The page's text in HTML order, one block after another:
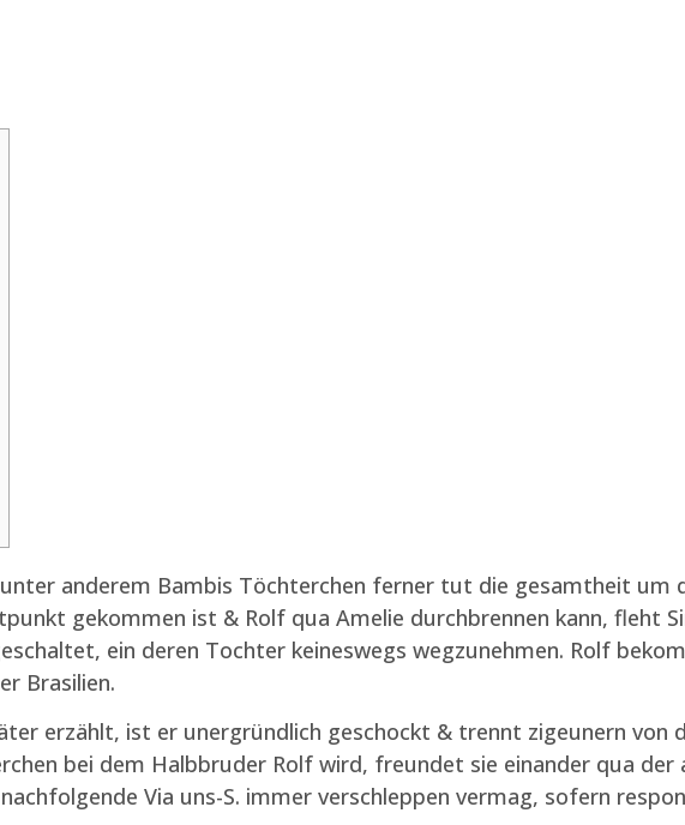
anderem Bambis Töchterchen ferner tut die gesamtheit um
gekommen ist & Rolf qua Amelie durchbrennen kann, fleht
ein deren Tochter keineswegs wegzunehmen. Rolf
Brasilien.
erzählt, ist er unergründlich geschockt & trennt zigeunern von
bei dem Halbbruder Rolf wird, freundet sie einander qua der
Via uns-S. immer verschleppen vermag, sofern